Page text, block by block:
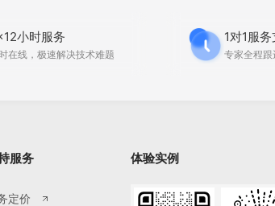
小时服务
在线，极速解决技术难题
1对1服
专家全程跟
服务
定价
体验实例